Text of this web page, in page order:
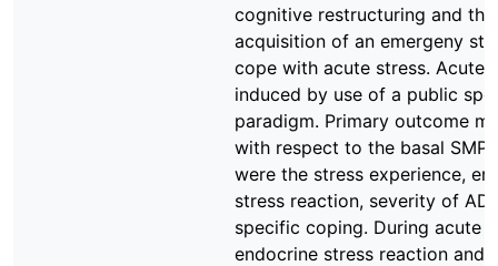
cognitive restructuring and the
acquisition of an emergeny
cope with acute stress. Acute
induced by use of a public
paradigm. Primary outcome
with respect to the basal
were the stress experience,
stress reaction, severity of AD
specific coping. During acute
endocrine stress reaction and